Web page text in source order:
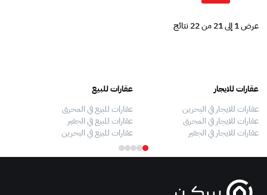
عرض 1 إلى 21 من 22 نتائج
عقارات للايجار
عقارات للايجار في البحرين
عقارات للايجار في المحرق
عقارات للايجار في الجفير
عقارات للبيع
عقارات للبيع في المحرق
عقارات للبيع في الجفير
عقارات للبيع في البحرين